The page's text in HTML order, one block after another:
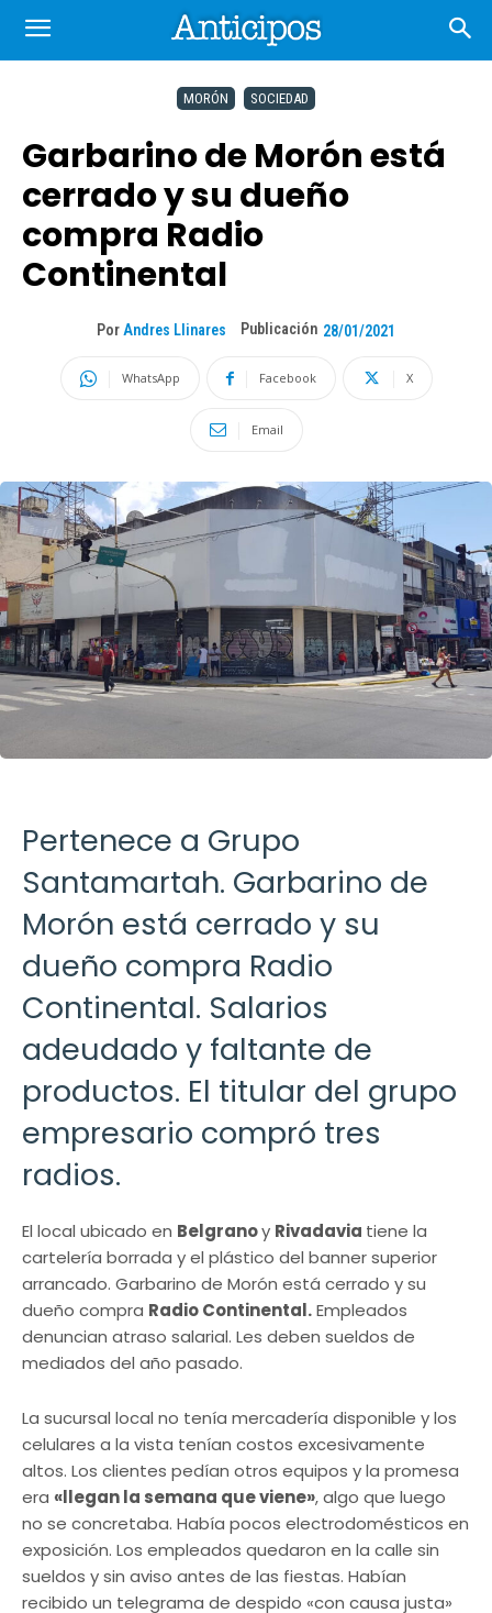
MORÓN SOCIEDAD
Garbarino de Morón está
cerrado y su dueño
compra Radio
Continental
Por Andres Llinares Publicación 28/01/2021
WhatsApp Facebook X
Email
Pertenece a Grupo
Santamartah. Garbarino de
Morón está cerrado y su
dueño compra Radio
Continental. Salarios
adeudado y faltante de
productos. El titular del grupo
empresario compró tres
radios.
El local ubicado en Belgranoy Rivadavia tiene la
cartelería borrada y el plástico del banner superior
arrancado. Garbarino de Morón está cerrado y su
dueño compra Radio Continental.Empleados
denuncian atraso salarial. Les deben sueldos de
mediados del año pasado.
La sucursal local no tenía mercadería disponible y los
celulares a la vista tenían costos excesivamente
altos. Los clientes pedían otros equipos y la promesa
era «llegan la semana que viene», algo que luego
no se concretaba. Había pocos electrodomésticos en
exposición. Los empleados quedaron en la calle sin
sueldos y sin aviso antes de las fiestas. Habían
recibido un telegrama de despido «con causa justa»